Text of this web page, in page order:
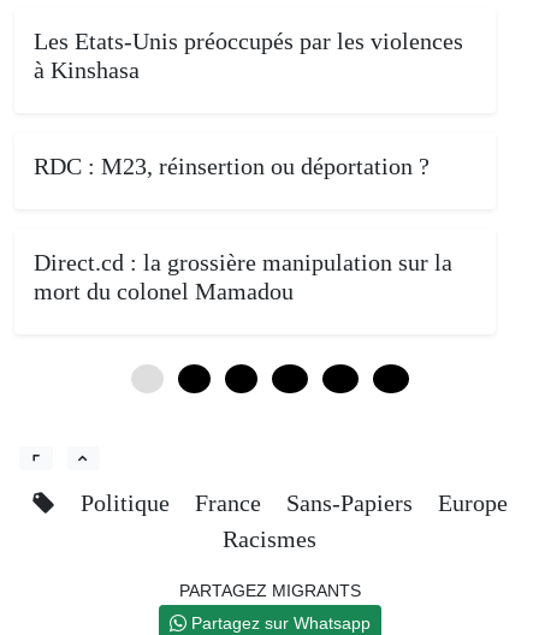
Les Etats-Unis préoccupés par les violences
à Kinshasa
RDC : M23, réinsertion ou déportation ?
Direct.cd : la grossière manipulation sur la
mort du colonel Mamadou
Politique France Sans-Papiers
Europe
Racismes
PARTAGEZ MIGRANTS
Partagez sur Whatsapp